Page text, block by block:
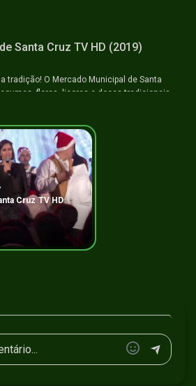
Santa Cruz TV HD (2019)
tradição! O Mercado Municipal de Santa
flores, licores e doces tradicionais
imperam a magia do natal, a tradição e
Cruz TV HD